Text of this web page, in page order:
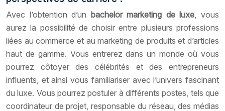
Avec l’obtention d’un bachelor marketing de luxe, vous
aurez la possibilité de choisir entre plusieurs professions
liées au commerce et au marketing de produits et d’articles
haut de gamme. Vous entrerez dans un monde où vous
pourrez côtoyer des célébrités et des entrepreneurs
influents, et ainsi vous familiariser avec l’univers fascinant
du luxe. Vous pourrez postuler à différents postes, tels que
coordinateur de projet, responsable du réseau, des médias